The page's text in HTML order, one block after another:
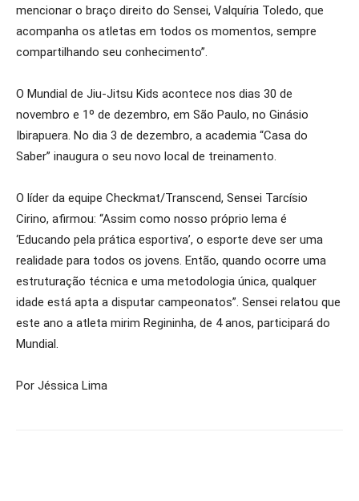
mencionar o braço direito do Sensei, Valquíria Toledo, que
acompanha os atletas em todos os momentos, sempre
compartilhando seu conhecimento”.
O Mundial de Jiu-Jitsu Kids acontece nos dias 30 de
novembro e 1º de dezembro, em São Paulo, no Ginásio
Ibirapuera. No dia 3 de dezembro, a academia “Casa do
Saber” inaugura o seu novo local de treinamento.
O líder da equipe Checkmat/Transcend, Sensei Tarcísio
Cirino, afirmou: “Assim como nosso próprio lema é
‘Educando pela prática esportiva’, o esporte deve ser uma
realidade para todos os jovens. Então, quando ocorre uma
estruturação técnica e uma metodologia única, qualquer
idade está apta a disputar campeonatos”. Sensei relatou que
este ano a atleta mirim Regininha, de 4 anos, participará do
Mundial.
Por Jéssica Lima